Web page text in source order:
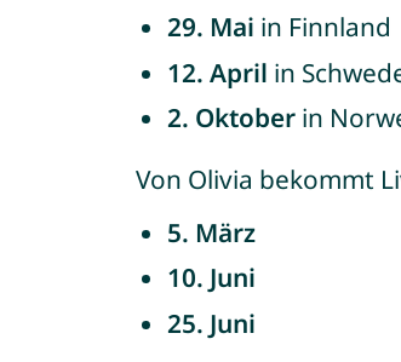
29. Mai in Finnland
12. April in
2. Oktoberin
Von Olivia bekommt
5. März
10. Juni
25. Juni